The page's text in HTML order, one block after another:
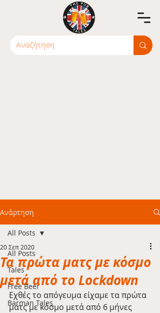
Ανάρτηση
All Posts
Tales
Free Beer
Barman Tales
All Posts
Τα πρώτα ματς με κόσμο
μετά από το Lockdown
20 Σεπ 2020
Εχθές το απόγευμα είχαμε τα πρώτα
ματς με κόσμο μετά από 6 μήνες